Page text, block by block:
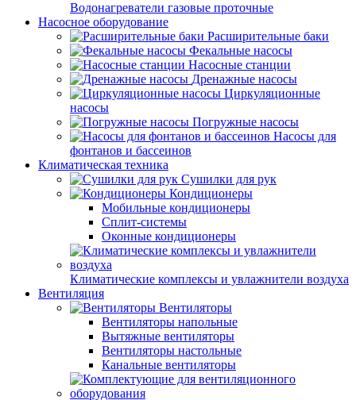
Водонагреватели газовые проточные
Насосное оборудование
Расширительные баки
Фекальные насосы
Насосные станции
Дренажные насосы
Циркуляционные
насосы
Погружные насосы
Насосы для
фонтанов и бассеинов
Климатическая техника
Сушилки для рук
Кондиционеры
Мобильные кондиционеры
Сплит-системы
Оконные кондиционеры
Климатические комплексы и увлажнители воздуха
Вентиляция
Вентиляторы
Вентиляторы напольные
Вытяжные вентиляторы
Вентиляторы настольные
Канальные вентиляторы